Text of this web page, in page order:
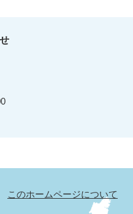
このホームページについて